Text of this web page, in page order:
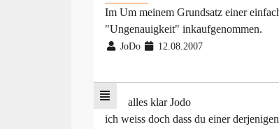
Im Um meinem Grundsatz einer
"Ungenauigkeit" inkaufgenommen.
JoDo 12.08.2007
alles klar Jodo
ich weiss doch dass du einer